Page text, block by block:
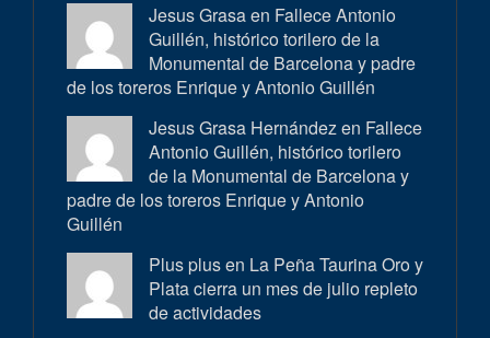
Jesus Grasa en Fallece Antonio
Guillén, histórico torilero de la
Monumental de Barcelona y padre
de los toreros Enrique y Antonio Guillén
Jesus Grasa Hernández en Fallece
Antonio Guillén, histórico torilero
de la Monumental de Barcelona y
padre de los toreros Enrique y Antonio
Guillén
Plus plus en La Peña Taurina Oro y
Plata cierra un mes de julio repleto
de actividades